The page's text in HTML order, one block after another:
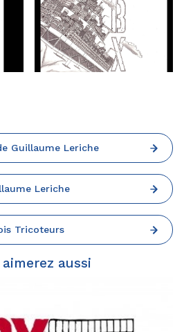
Guillaume Leriche
Leriche
Tricoteurs
aimerez aussi